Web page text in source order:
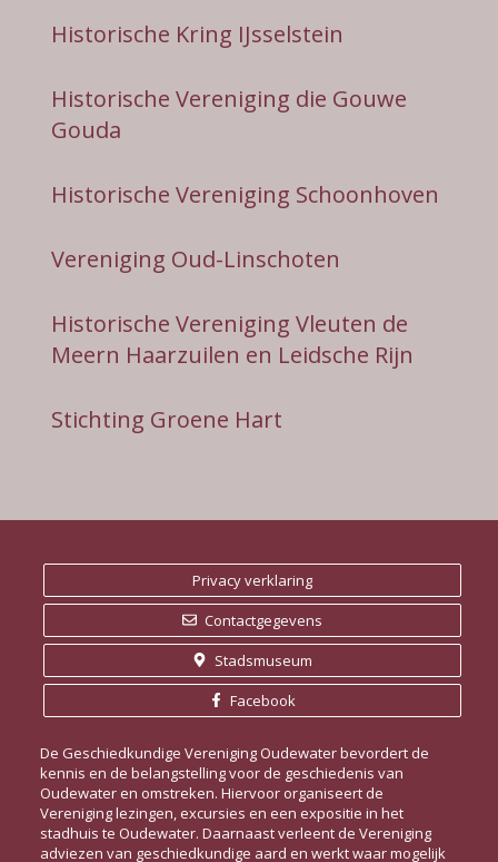
Historische Kring IJsselstein
Historische Vereniging die Gouwe
Gouda
Historische Vereniging Schoonhoven
Vereniging Oud-Linschoten
Historische Vereniging Vleuten de
Meern Haarzuilen en Leidsche Rijn
Stichting Groene Hart
Privacy verklaring
Contactgegevens
Stadsmuseum
Facebook
De Geschiedkundige Vereniging Oudewater bevordert de
kennis en de belangstelling voor de geschiedenis van
Oudewater en omstreken. Hiervoor organiseert de
Vereniging lezingen, excursies en een expositie in het
stadhuis te Oudewater. Daarnaast verleent de Vereniging
adviezen van geschiedkundige aard en werkt waar mogelijk